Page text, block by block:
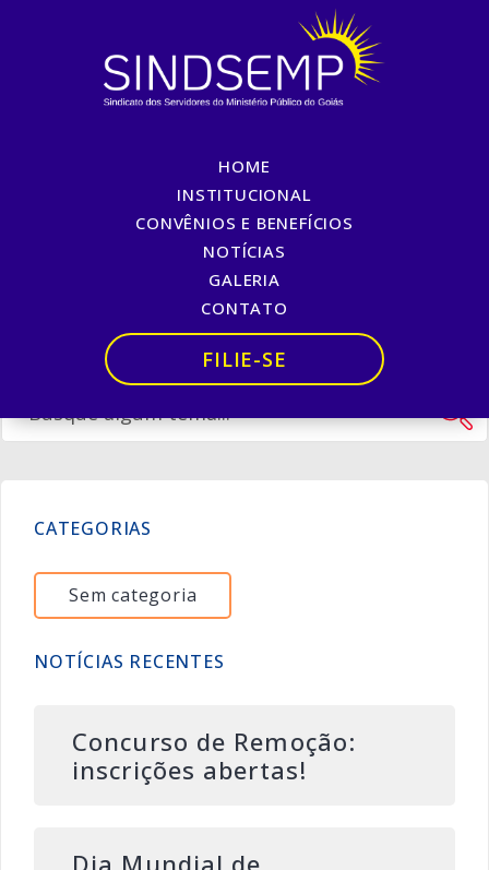
HOME
INSTITUCIONAL
CONVÊNIOS E BENEFÍCIOS
NOTÍCIAS
GALERIA
CONTATO
FILIE-SE
Dia dos Aposentados
Dia dos Aposentados
CATEGORIAS
Sem categoria
NOTÍCIAS RECENTES
Concurso de Remoção:
inscrições abertas!
Dia Mundial de